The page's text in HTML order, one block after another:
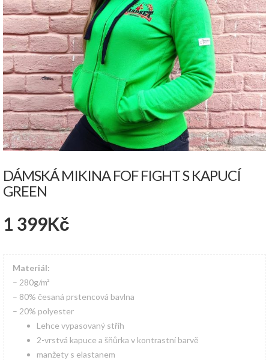
DÁMSKÁ MIKINA FOF FIGHT S KAPUCÍ
GREEN
1 399Kč
Materiál:
– 280g/m²
– 80% česaná prstencová bavlna
– 20% polyester
Lehce vypasovaný střih
2-vrstvá kapuce a šňůrka v kontrastní barvě
manžety s elastanem